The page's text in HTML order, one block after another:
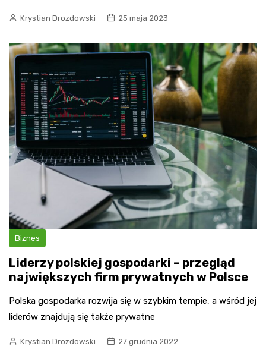
Krystian Drozdowski 25 maja 2023
Biznes
Liderzy polskiej gospodarki – przegląd
największych firm prywatnych w Polsce
Polska gospodarka rozwija się w szybkim tempie, a wśród jej
liderów znajdują się także prywatne
Krystian Drozdowski 27 grudnia 2022